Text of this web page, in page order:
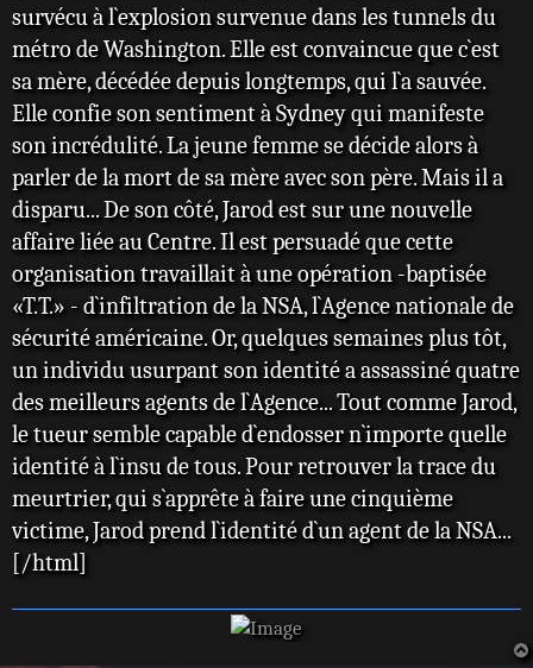
survécu à l`explosion survenue dans les tunnels du
métro de Washington. Elle est convaincue que c`est
sa mère, décédée depuis longtemps, qui l`a sauvée.
Elle confie son sentiment à Sydney qui manifeste
son incrédulité. La jeune femme se décide alors à
parler de la mort de sa mère avec son père. Mais il a
disparu... De son côté, Jarod est sur une nouvelle
affaire liée au Centre. Il est persuadé que cette
organisation travaillait à une opération -baptisée
«T.T.» - d`infiltration de la NSA, l`Agence nationale de
sécurité américaine. Or, quelques semaines plus tôt,
un individu usurpant son identité a assassiné quatre
des meilleurs agents de l`Agence... Tout comme Jarod,
le tueur semble capable d`endosser n`importe quelle
identité à l`insu de tous. Pour retrouver la trace du
meurtrier, qui s`apprête à faire une cinquième
victime, Jarod prend l`identité d`un agent de la NSA...
[/html]